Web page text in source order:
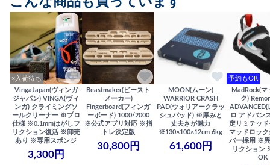
×入荷待ち
VingaJapan(ヴィンガ
ジャパン) VINGA(ヴィ
ンガ) クライミングソ
ールクリーナー ※プロ
仕様 ※0.1mmはがしフ
リクション復活 ※卸売
あり ※専用スポンジ
3,300円
Beastmaker(ビースト
メーカー)
Fingerboard(フィンガ
ーボード) 1000/2000
※公式アプリ対応 ※指
トレ決定版
30,800円
MOON(ムーン)
WARRIOR CRASH
PAD(ウォリアークラッ
シュパッド) ※厚みと
丈夫さが魅力
※130×100×12cm 6kg
61,600円
予約もOK
MadRock(マ
ク)
ADVANCED(
ロ アドバン
定リミテッ
マッドロック
バー採用 ※
リクション
OK